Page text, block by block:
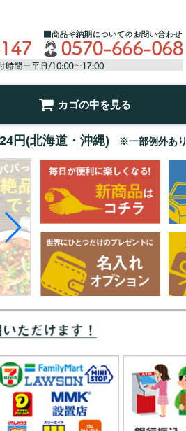
カゴの中を見る
円(北海道・沖縄) ※一部例外あり